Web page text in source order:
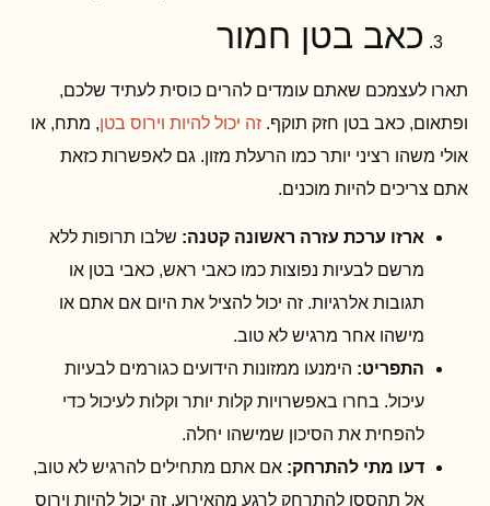
כאב בטן חמור
תארו לעצמכם שאתם עומדים להרים כוסית לעתיד שלכם,
ופתאום, כאב בטן חזק תוקף. זה יכול להיות וירוס בטן, מתח, או
אולי משהו רציני יותר כמו הרעלת מזון. גם לאפשרות כזאת
אתם צריכים להיות מוכנים.
ארזו ערכת עזרה ראשונה קטנה: שלבו תרופות ללא
מרשם לבעיות נפוצות כמו כאבי ראש, כאבי בטן או
תגובות אלרגיות. זה יכול להציל את היום אם אתם או
מישהו אחר מרגיש לא טוב.
התפריט: הימנעו ממזונות הידועים כגורמים לבעיות
עיכול. בחרו באפשרויות קלות יותר וקלות לעיכול כדי
להפחית את הסיכון שמישהו יחלה.
דעו מתי להתרחק: אם אתם מתחילים להרגיש לא טוב,
אל תהססו להתרחק לרגע מהאירוע. זה יכול להיות וירוס